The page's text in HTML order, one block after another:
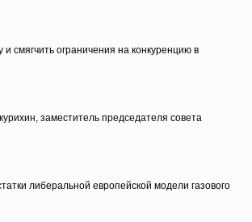
смягчить ограничения на конкуренцию в
заместитель председателя совета
либеральной европейской модели газового